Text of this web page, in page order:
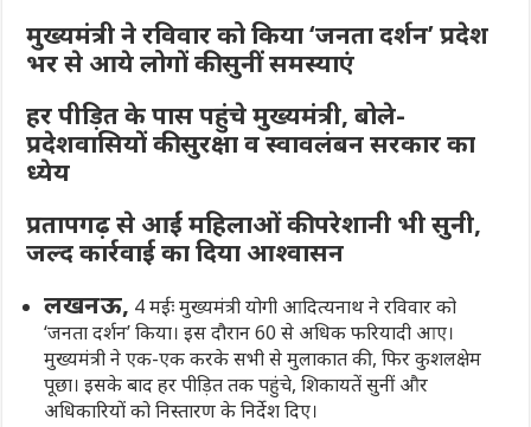
मुख्यमंत्री ने रविवार को किया ‘जनता दर्शन’ प्रदेश
भर से आये लोगों की सुनीं समस्याएं
हर पीड़ित के पास पहुंचे मुख्यमंत्री, बोले-
प्रदेशवासियों की सुरक्षा व स्वावलंबन सरकार का
ध्येय
प्रतापगढ़ से आईं महिलाओं की परेशानी भी सुनी,
जल्द कार्रवाई का दिया आश्वासन
लखनऊ, 4 मईः मुख्यमंत्री योगी आदित्यनाथ ने रविवार को
‘जनता दर्शन’ किया। इस दौरान 60 से अधिक फरियादी आए।
मुख्यमंत्री ने एक-एक करके सभी से मुलाकात की, फिर कुशलक्षेम
पूछा। इसके बाद हर पीड़ित तक पहुंचे, शिकायतें सुनीं और
अधिकारियों को निस्तारण के निर्देश दिए।